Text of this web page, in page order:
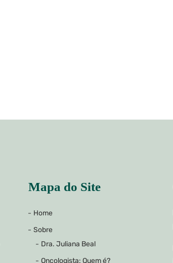
Mapa do Site
Home
Sobre
Dra. Juliana Beal
Oncologista: Quem é?